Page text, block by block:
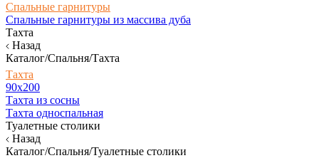
Спальные гарнитуры
Спальные гарнитуры из массива дуба
Тахта
Назад
Каталог/Спальня/Тахта
Тахта
90х200
Тахта из сосны
Тахта односпальная
Туалетные столики
Назад
Каталог/Спальня/Туалетные столики